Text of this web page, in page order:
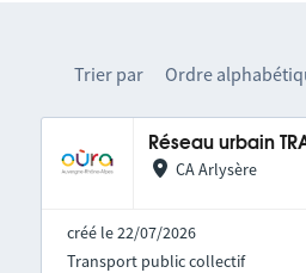
Trier par Ordre
Réseau urbain
CA Arlysère
créé le 22/07/2026
Transport public collectif